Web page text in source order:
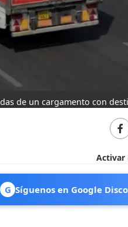
de un cargamento con
Activar
G Síguenos en Google